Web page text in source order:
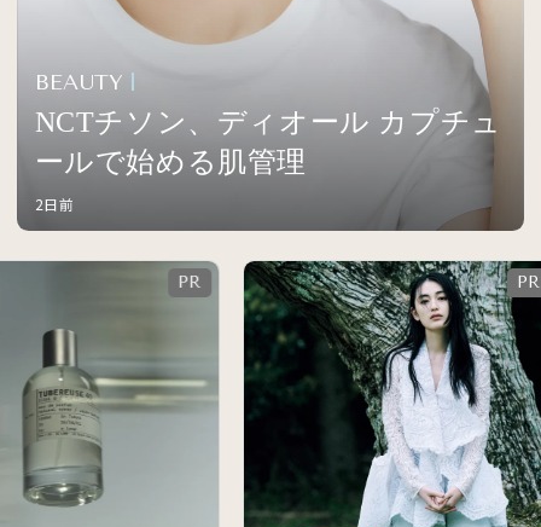
BEAUTY
NCTチソン、ディオール カプチュ
ールで始める肌管理
2日前